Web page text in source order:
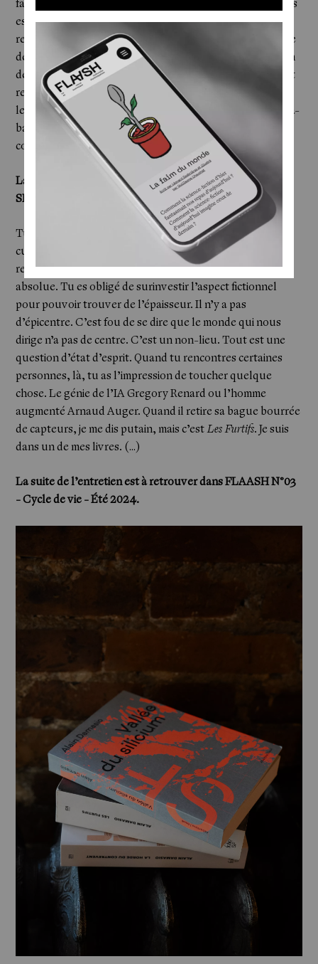
Newsletter
fascination ironique pour les États-Unis. Pour moi, ce pays
est raciste, sexiste, totalement inégalitaire mais je lui
reconnais une qualité incroyable : cette capacité a renaitre
de ses cendres. Au milieu des années 1990, c'était le déclin
de l’Empire américain mais la Silicon Valley est venue tout
rebooter. En tant que romancier, je suis aussi fasciné par
leur rapport accessoire au réel. C’est l’Empire du fake. Là-
bas, c’est la fiction qui prime, «
Fake it until you make it
comme ils disent.
La Silicon Valley, c’est le décor ultime pour un écrivain de
SF ?
Tu te fais un trip, tu as l’impression de visiter des lieux de
culte, tu espères presque l’épiphanie. Mais quand tu te
rends à Palo Alto ou Mountain View, c’est d’une fadeur
absolue. Tu es obligé de surinvestir l’aspect fictionnel
pour pouvoir trouver de l’épaisseur. Il n’y a pas
d’épicentre. C’est fou de se dire que le monde qui nous
dirige n’a pas de centre. C’est un non-lieu. Tout est une
question d’état d’esprit. Quand tu rencontres certaines
personnes, là, tu as l’impression de toucher quelque
chose. Le génie de l’IA Gregory Renard ou l’homme
augmenté Arnaud Auger. Quand il retire sa bague bourrée
de capteurs, je me dis putain, mais c’estLes Furtifs. Je suis
dans un de mes livres. (…)
La suite de l’entretien est à retrouver dansFLAASH N°03
- Cycle de vie - Été 2024.